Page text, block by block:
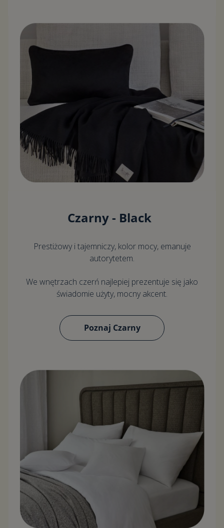
Czarny - Black
Prestiżowy i tajemniczy, kolor mocy, emanuje
autorytetem.
We wnętrzach czerń najlepiej prezentuje się jako
świadomie użyty, mocny akcent.
Poznaj Czarny